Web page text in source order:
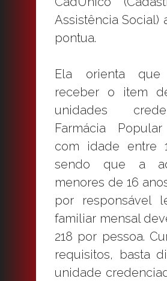
Assistência Social)
pontua.
Ela orienta
receber o item
unidades
Farmácia
com idade entre
sendo que a
menores de 16
por responsável
familiar mensal
218 por pessoa.
requisitos, basta
unidade